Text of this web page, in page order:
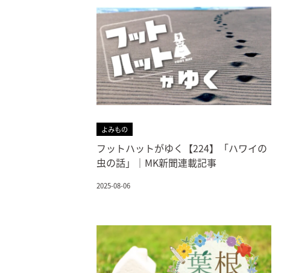
よみもの
フットハットがゆく【224】「ハワイの
虫の話」｜MK新聞連載記事
2025-08-06